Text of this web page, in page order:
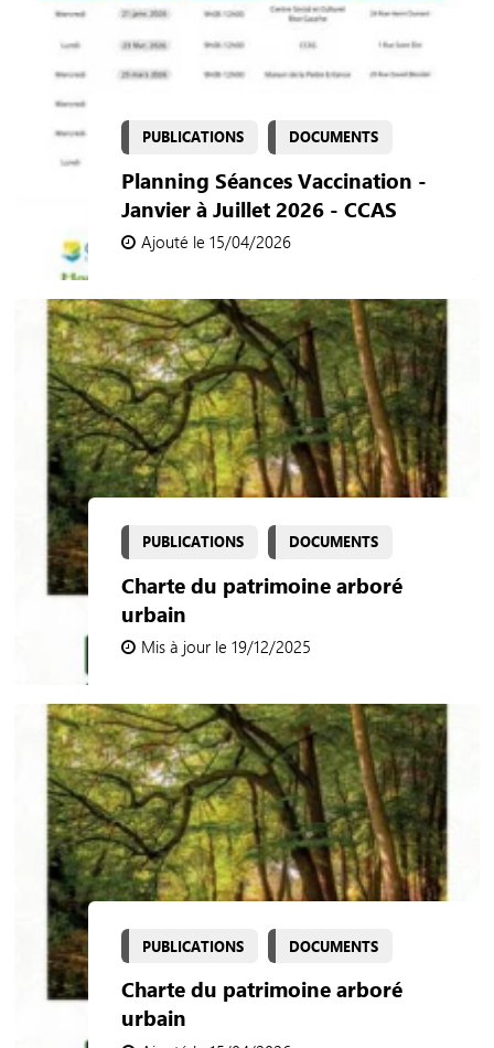
PUBLICATIONS DOCUMENTS
Planning Séances Vaccination -
Janvier à Juillet 2026 - CCAS
Ajouté le 15/04/2026
PUBLICATIONS DOCUMENTS
Charte du patrimoine arboré
urbain
Mis à jour le 19/12/2025
PUBLICATIONS DOCUMENTS
Charte du patrimoine arboré
urbain